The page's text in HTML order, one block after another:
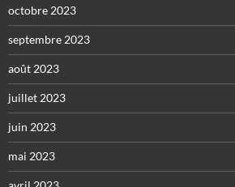
octobre 2023
septembre 2023
août 2023
juillet 2023
juin 2023
mai 2023